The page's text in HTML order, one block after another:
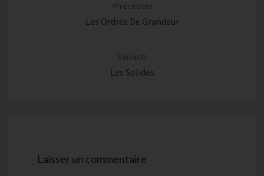
Précédent
Les Ordres De Grandeur
Suivant
Les Solides
Laisser un commentaire